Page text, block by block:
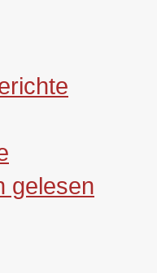
gelesen